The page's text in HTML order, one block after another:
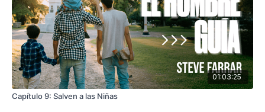
01:03:25
Capítulo 9: Salven a las Niñas